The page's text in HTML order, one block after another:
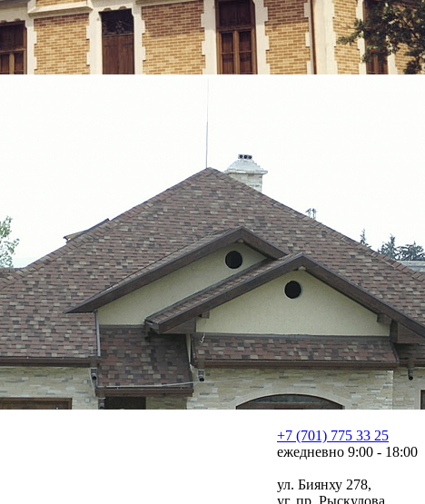
+7 (701) 775 33 25
ежедневно 9:00 - 18:00
ул. Биянху 278,
уг. пр. Рыскулова